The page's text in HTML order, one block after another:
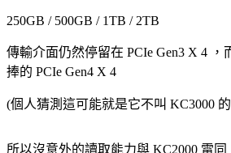
250GB / 500GB / 1TB / 2TB
傳輸介面仍然停留在 PCIe Gen3 X 4
捧的 PCIe Gen4 X 4
(個人猜測這可能就是它不叫 KC3000
所以沒意外的讀取能力與 KC2000 雷